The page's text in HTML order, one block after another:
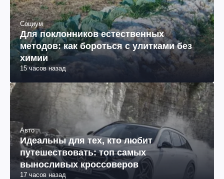
Социум
Для поклонников естественных
методов: как бороться с улитками без
химии
15 часов назад
Авто
Идеальны для тех, кто любит
путешествовать: топ самых
выносливых кроссоверов
17 часов назад